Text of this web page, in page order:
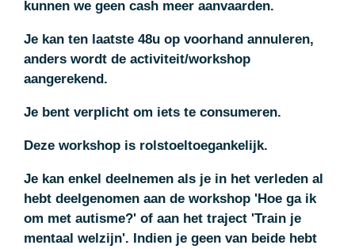
kunnen we geen cash meer aanvaarden.
Je kan ten laatste 48u op voorhand annuleren,
anders wordt de activiteit/workshop
aangerekend.
Je bent verplicht om iets te consumeren.
Deze workshop is rolstoeltoegankelijk.
Je kan enkel deelnemen als je in het verleden al
hebt deelgenomen aan de workshop 'Hoe ga ik
om met autisme?' of aan het traject 'Train je
mentaal welzijn'. Indien je geen van beide hebt